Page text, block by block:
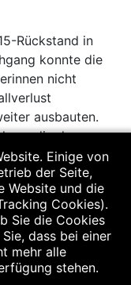
Rückstand in
konnte die
nicht
ausbauten.
die den
deutlich
und will in den
und
kommenden
Einige von
der Seite,
Website und die
Cookies).
Sie die Cookies
dass bei einer
mehr alle
stehen.